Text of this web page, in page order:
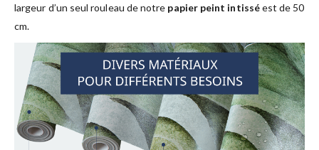
largeur d’un seul rouleau de notre papier peint intisséest de 50
cm.